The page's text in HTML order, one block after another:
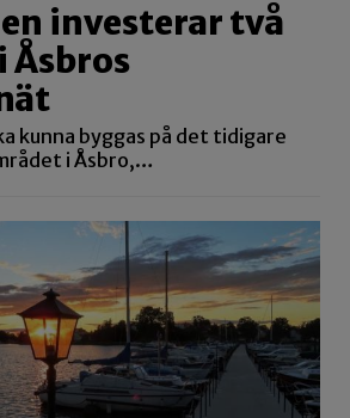
investerar två
Åsbros
kunna byggas på det tidigare
i Åsbro,…